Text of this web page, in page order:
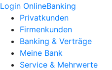
Login OnlineBanking
Privatkunden
Firmenkunden
Banking & Verträge
Meine Bank
Service & Mehrwerte